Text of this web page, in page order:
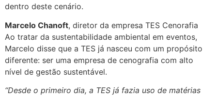
dentro deste cenário.
Marcelo Chanoft, diretor da empresa TES Cenorafia
Ao tratar da sustentabilidade ambiental em eventos,
Marcelo disse que a TES já nasceu com um propósito
diferente: ser uma empresa de cenografia com alto
nível de gestão sustentável.
“Desde o primeiro dia, a TES já fazia uso de matérias